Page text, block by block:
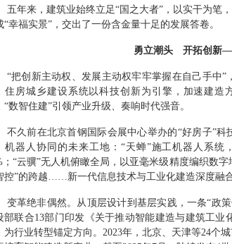
五年来，建筑业始终立足“国之大者”，以实干为笔
“幸福实景”，交出了一份含金量十足的发展答卷。
勇立潮头 开拓创新
“把创新主动权、发展主动权牢牢掌握在自己手中”
住房城乡建设系统以科技创新为引擎，加速建
“数智住建”引领产业升级、奏响时代强音。
不久前在北京首钢国际会展中心举办的“好房子”科
机器人协同的未来工地： “天蝉”施工机器人系统
； “云骥”无人机俯瞰全局，以亚毫米级精度编织数字
控”的跨越……新一代信息技术与工业化建造深度融
变革绝非偶然。从顶层设计到基层实践，一条“政
部联合13部门印发《关于推动智能建造与建筑工业
为行业转型锚定方向。 2023年，北京、天津等24个